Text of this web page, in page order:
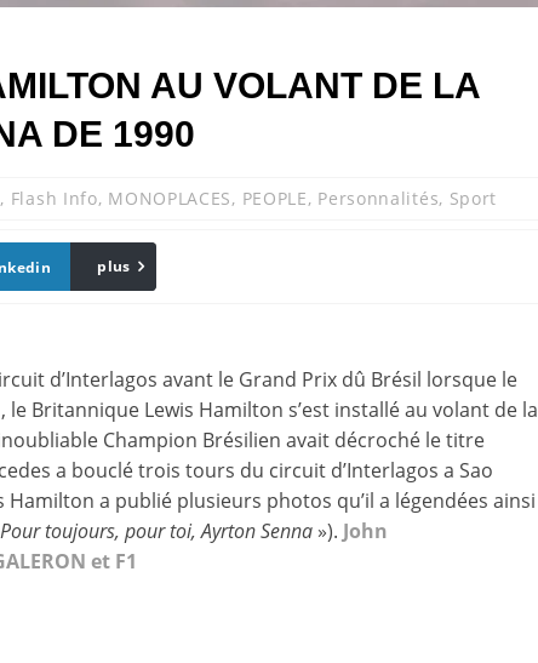
AU VOLANT DE LA
DE 1990
, Flash Info, MONOPLACES, PEOPLE, Personnalités, Sport
Email
plus
d’Interlagos avant le Grand Prix dû Brésil lorsque le
Britannique Lewis Hamilton s’est installé au volant de la
Champion Brésilien avait décroché le titre
a bouclé trois tours du circuit d’Interlagos a Sao
a publié plusieurs photos qu’il a légendées ainsi
Pour toujours, pour toi, Ayrton Senna »). John
et F1